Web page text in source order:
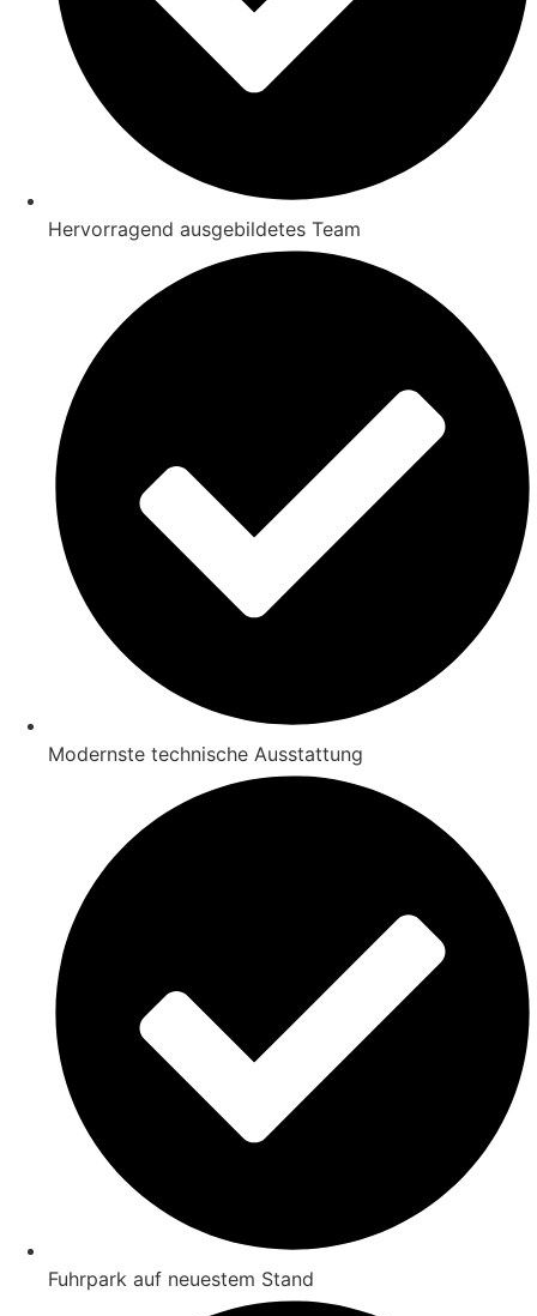
Hervorragend ausgebildetes Team
Modernste technische Ausstattung
Fuhrpark auf neuestem Stand